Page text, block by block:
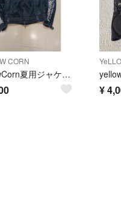
CORN
YellowCorn夏用ジャケット
¥